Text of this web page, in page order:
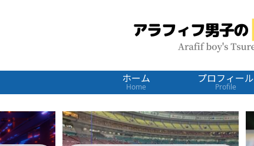
ホーム
Home
プロフィール
Profile